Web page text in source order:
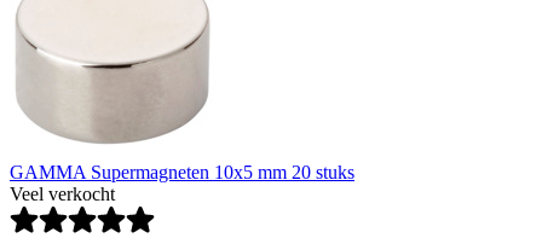
GAMMA Supermagneten 10x5 mm 20 stuks
Veel verkocht